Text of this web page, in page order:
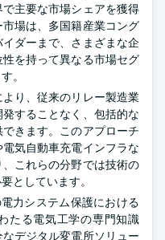
主要な市場シェアを獲得
場は、多国籍産業コング
ダーまで、さまざまな企
を持って異なる市場セグ
。
り、従来のリレー製造業
することなく、包括的な
きます。このアプローチ
気自動車充電インフラな
これらの分野では技術の
としています。
力システム保護における
たる電気工学の専門知識
デジタル変電所ソリュー